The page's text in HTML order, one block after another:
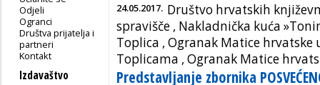
Odjeli
Ogranci
Društva prijatelja i
partneri
Kontakt
Izdavaštvo
24.05.2017. Društvo hrvatskih
spravišče , Nakladnička kuća
Toplica , Ogranak Matice hrvatske
Toplicama , Ogranak Matice
Predstavljanje zbornika